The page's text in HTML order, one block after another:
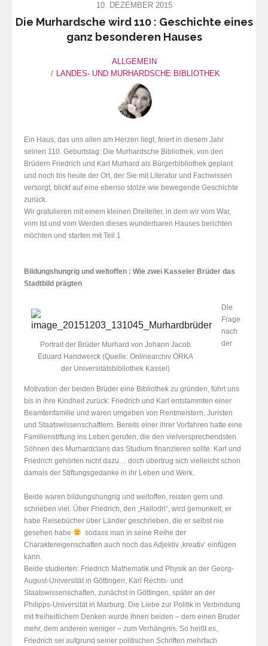
10. DEZEMBER 2015
Die Murhardsche wird 110 : Geschichte eines
ganz besonderen Hauses
ALLGEMEIN
LANDES- UND MURHARDSCHE BIBLIOTHEK
Ein Haus, das uns allen am Herzen liegt, feiert in diesem Jahr
seinen 110. Geburtstag: Die Murhardsche Bibliothek, von den
Brüdern Friedrich und Karl Murhard als Bürgerbibliothek geplant
und noch bis heute der Ort, der Sie mit Literatur und Fachwissen
versorgt, blickt auf eine ebenso stolze wie bewegende Geschichte
zurück.
Wir gratulieren mit einem kleinen Dreiteiler, in dem wir vom War,
vom Ist und vom Werden dieses wunderbaren Hauses berichten
möchten und starten mit Teil 1
Bildungshungrig und weltoffen : Wie zwei Kasseler Brüder das
Stadtbild prägten
Portrait der Brüder Murhard von Johann Jacob
Eduard Handwerck (Quelle: Onlinearchiv ORKA
der Universitätsbibliothek Kassel)
Die
Frage
nach
der
Motivation der beiden Brüder eine Bibliothek zu gründen, führt uns
bis in ihre Kindheit zurück: Friedrich und Karl entstammten einer
Beamtenfamilie und waren umgeben von Rentmeistern, Juristen
und Staatswissenschaftlern. Bereits einer ihrer Vorfahren hatte eine
Familienstiftung ins Leben gerufen, die den vielversprechendsten
Söhnen des Murhardclans das Studium finanzieren sollte. Karl und
Friedrich gehörten nicht dazu… doch übertrug sich vielleicht schon
damals der Stiftungsgedanke in ihr Leben und Werk.
Beide waren bildungshungrig und weltoffen, reisten gern und
schrieben viel. Über Friedrich, den „Hallodri“, wird gemunkelt, er
habe Reisebücher über Länder geschrieben, die er selbst nie
gesehen habe
sodass man in seine Reihe der
Charaktereigenschaften auch noch das Adjektiv ‚kreativ‘ einfügen
kann.
Beide studierten: Friedrich Mathematik und Physik an der Georg-
August-Universität in Göttingen, Karl Rechts- und
Staatswissenschaften, zunächst in Göttingen, später an der
Philipps-Universität in Marburg. Die Liebe zur Politik in Verbindung
mit freiheitlichem Denken wurde ihnen beiden – dem einen Bruder
mehr, dem anderen weniger – zum Verhängnis. So heißt es,
Friedrich sei aufgrund seiner politischen Schriften mehrfach